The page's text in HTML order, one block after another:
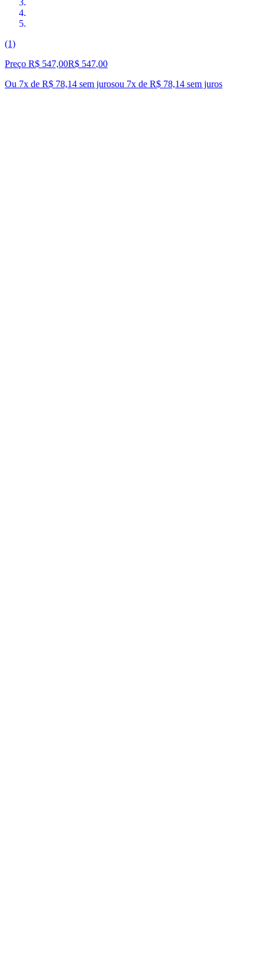
(1)
Preço R$ 547,00R$ 547,00
Ou 7x de R$ 78,14 sem jurosou 7x de R$ 78,14 sem juros